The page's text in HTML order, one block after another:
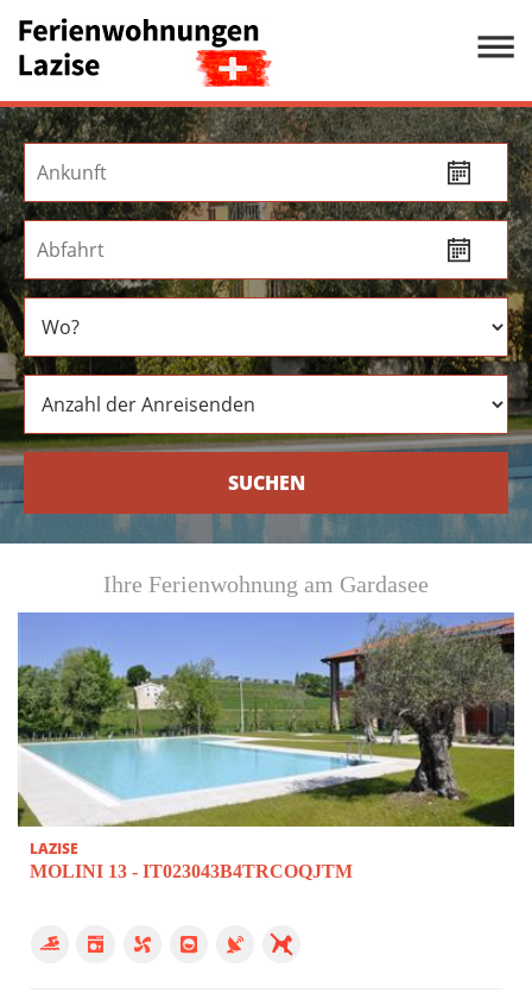
SUCHEN
Ihre Ferienwohnung am Gardasee
LAZISE
MOLINI 13 - IT023043B4TRCOQJTM